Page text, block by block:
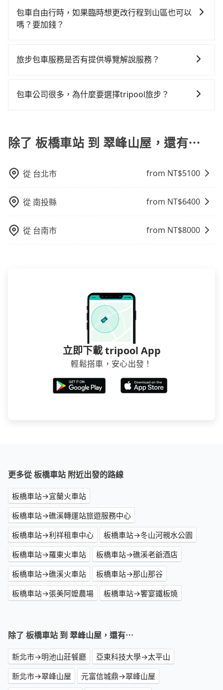
僅每人至少額外負擔0元車資，而且更會額外浪費46分鐘
在轉乘與等車上，現在還不馬上來預約tripool！如果你
Yaris、Prius C、Vios這類乘坐體驗較差的車款，如果人
數超過四位，更是沒有較大的七人座或九人座可供選
修理，每一次租車都好像在開樂透一樣。另外，偶爾也
車或者要載其他乘客的人來說就有不小的風險。最後，
4%、密度僅雙北的0.9%，其叫車的難度是雙北市的120
倍。雖然板橋車站到翠峰山屋的跳表小黃可能較為便
$1,500。
沒有到達海拔1500公里以上的山區，行程都是可以依照
您的需求安排的。
包車自由行時，如果臨時想更改行程到山區也可以
嗎？要加錢？
旅步可能會根據行經的路線是否超過海拔1500公尺來進
我們會透過Email的方式向您說明收費細節，讓您能更放
旅步包車服務是否有提供導覽解說服務？
需要導覽服務，可事先透過電子郵件
包車公司很多，為什麼要選擇tripool旅步？
旅途安全無憂，我們的司機都是專業且可靠的職業駕
駛。關於價格，旅步官網可一鍵即時查價，所示價格絕
策，讓您在規劃行程時能更無後顧之憂。無論您是要前
驗。所以，如果您正在尋找一家可靠的包車公司，
tripool旅步絕對是您值得信任的不二選擇！
除了 板橋車站 到 翠峰山屋，還有⋯
從 台北市 from NT$5100
從 南投縣 from NT$6400
從 台南市 from NT$8000
立即下載 tripool App
輕鬆搭車，安心出發！
更多從 板橋車站 附近出發的路線
板橋車站→宜蘭火車站
板橋車站→礁溪轉運站旅遊服務中心
板橋車站→利祥租車中心
板橋車站→冬山河親水公園
板橋車站→羅東火車站
板橋車站→礁溪老爺酒店
板橋車站→礁溪火車站
板橋車站→那山那谷
板橋車站→張美阿嬤農場
板橋車站→饗宴鐵板燒
除了 板橋車站 到 翠峰山屋，還有⋯
新北市→明池山莊餐廳
亞東科技大學→太平山
新北市→翠峰山屋
元富信城鼎→翠峰山屋